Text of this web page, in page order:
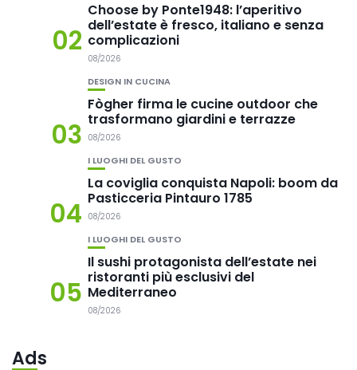
02
Choose by Ponte1948: l’aperitivo
dell’estate è fresco, italiano e senza
complicazioni
08/2026
03
DESIGN IN CUCINA
Fògher firma le cucine outdoor che
trasformano giardini e terrazze
08/2026
04
I LUOGHI DEL GUSTO
La coviglia conquista Napoli: boom da
Pasticceria Pintauro 1785
08/2026
05
I LUOGHI DEL GUSTO
Il sushi protagonista dell’estate nei
ristoranti più esclusivi del
Mediterraneo
08/2026
Ads